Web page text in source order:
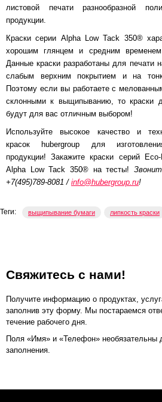
листовой печати разнообразной
продукции.
Краски серии Alpha Low Tack 350®
хорошим глянцем и средним временем
Данные краски разработаны для печати
слабым верхним покрытием и на
Поэтому если вы работаете с
склонными к выщипыванию, то краски
будут для вас отличным выбором!
Используйте высокое качество и
красок hubergroup для
продукции! Закажите краски серий
Alpha Low Tack 350® на тесты!
+7(495)789-8081 / info@hubergroup.ru!
Теги: выщипывание бумаги липкость краски
Свяжитесь с нами!
Получите информацию о продуктах,
заполнив эту форму. Мы постараемся
течение рабочего дня.
Поля «Имя» и «Телефон» необязательны
заполнения.